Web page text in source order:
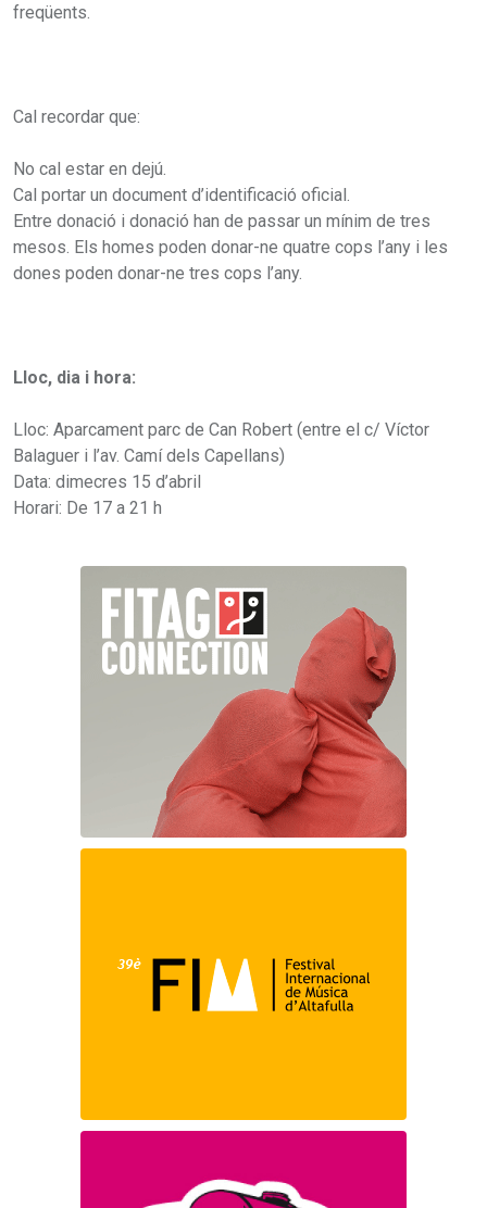
freqüents.
Cal recordar que:
No cal estar en dejú.
Cal portar un document d’identificació oficial.
Entre donació i donació han de passar un mínim de tres
mesos. Els homes poden donar-ne quatre cops l’any i les
dones poden donar-ne tres cops l’any.
Lloc, dia i hora:
Lloc: Aparcament parc de Can Robert (entre el c/ Víctor
Balaguer i l’av. Camí dels Capellans)
Data: dimecres 15 d’abril
Horari: De 17 a 21 h